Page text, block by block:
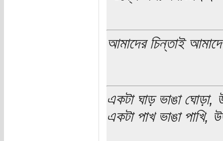
আমাদের চিন্তাই
একটা ঘাড় ভাঙা ঘোড়া,
একটা পাখ ভাঙা পাখি,